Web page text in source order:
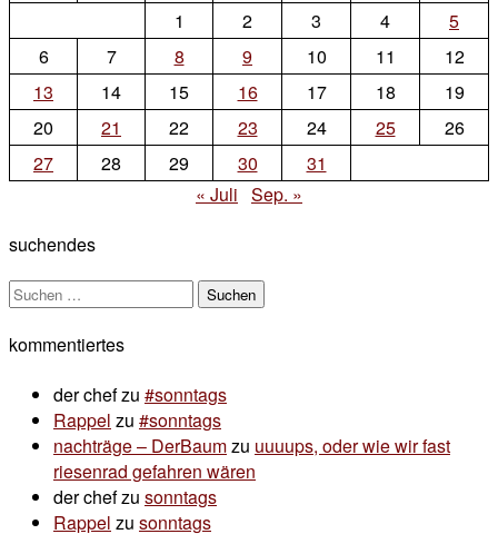
dazwischen…
1
2 3 4
5
6
7 8 9 10 11
12
13
14 15 16 17 18
19
20
21 22 23 24 25
26
27
28 29 30
31
« Juli Sep. »
suchendes
Suchen
kommentiertes
der chefzu #sonntags
Rappel zu #sonntags
nachträge – DerBaumzu uuuups, oder wie wir fast
riesenrad gefahren wären
der chefzu sonntags
Rappel zu sonntags